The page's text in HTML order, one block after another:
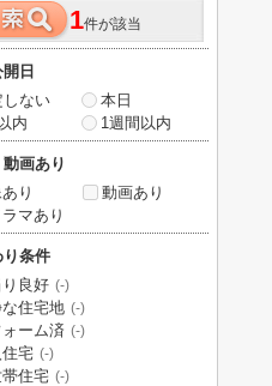
1件が該当
日
しない
本日
内
1週間以内
画あり
り
動画あり
マあり
り条件
良好 (-)
な住宅地 (-)
ォーム済 (-)
宅 (-)
住宅 (-)